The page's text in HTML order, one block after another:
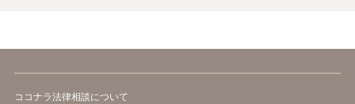
ココナラ法律相談について